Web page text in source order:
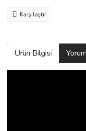
Karşılaştır
Ürün Bilgisi